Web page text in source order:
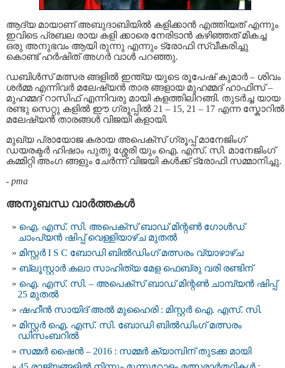
ആദ്യ മായാണ്‌ അബുദാബിയിൽ കളിക്കാൻ എത്തിയത് എന്നും
ഇവിടെ പ്രബല രായ കളി ക്കാരെ നേരിടാൻ കഴിഞ്ഞത് മികച്ച
ഒരു അനുഭവം ആയി രുന്നു എന്നും ട്രോഫി സ്വീകരിച്ചു
കൊണ്ട് ഹർഷിത് അഗർ വാൾ പറഞ്ഞു.
ഡബിൾസ് മത്സര ങ്ങളിൽ ഇന്ത്യ യുടെ രൂപേഷ് കുമാർ – ശിവം
ശർമ്മ എന്നിവർ മലേഷ്യൻ താര ങ്ങളായ മുഹമ്മദ്‌ ഹാഫിസ് –
മുഹമ്മദ്‌ റാസിഫ് എന്നിവരു മായി കളത്തിലിറങ്ങി. തുടർച്ച യായ
രണ്ടു സെറ്റു കളിൽ ഈ ഗ്രൂപ്പിൽ 21 – 15, 21 – 17 എന്ന സ്കോറിൽ
മലേഷ്യൻ താരങ്ങൾ വിജയി കളായി.
മുഖ്യ പ്രായോജ കരായ അപെക്സ് ഗ്രൂപ്പ് മാനേജിംഗ്
ഡയരക്ടര്‍ ഹിഷാം പുതു ശ്ശേരി യും ഐ. എസ്. സി. മാനേജിംഗ്
കമ്മിറ്റി അംഗ ങ്ങളും ചേർന്ന് വിജയി കൾക്ക് ട്രോഫി സമ്മാനിച്ചു.
- pma
അനുബന്ധ വാര്‍ത്തകള്‍
ഐ. എസ്. സി. അപെക്സ് ബാഡ് മിന്റൺ ഗോൾഡ്
ചാംപ്യൻ ഷിപ്പ് വെള്ളിയാഴ്ച മുതൽ
മിസ്റ്റർ I S C ബോഡി ബിൽഡിംഗ് മത്സരം വ്യാഴാഴ്ച
ബ്ലൂസ്റ്റാർ കലാ സാഹിത്യ മേള ഫെബ്രു വരി രണ്ടിന്
ഐ. എസ്. സി. – അപെക്സ് ബാഡ് മിന്റണ്‍ ചാമ്പ്യന്‍ ഷിപ്പ്
25 മുതല്‍
ഷഹീന്‍ സായിദ് അല്‍ മുഹൈരി : മിസ്റ്റര്‍ ഐ. എസ്‌. സി.
മിസ്റ്റർ ഐ. എസ്. സി. ബോഡി ബിൽഡിംഗ് മത്സരം
ഡിസംബറിൽ
സമ്മര്‍ ഷൈന്‍ – 2016 : സമ്മര്‍ ക്യാമ്പിന് തുടക്ക മായി